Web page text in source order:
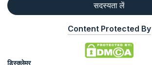
सदस्यता लें
Content Protected By
डिस्क्लेमर